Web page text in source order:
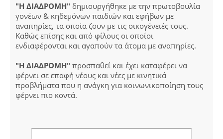
"Η ΔΙΑΔΡΟΜΗ" δημιουργήθηκε με την πρωτοβουλία
γονέων & κηδεμόνων παιδιών και εφήβων με
αναπηρίες, τα οποία ζουν με τις οικογένειές τους.
Καθώς επίσης και από φίλους οι οποίοι
ενδιαφέρονται και αγαπούν τα άτομα με αναπηρίες.
"Η ΔΙΑΔΡΟΜΗ" προσπαθεί και έχει καταφέρει να
φέρνει σε επαφή νέους και νέες με κινητικά
προβλήματα που η ανάγκη για κοινωνικοποίηση τους
φέρνει πιο κοντά.